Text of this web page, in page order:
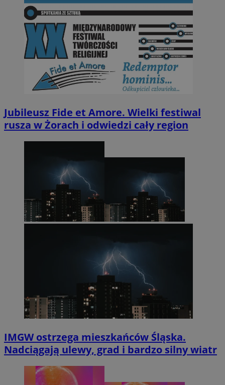
Jubileusz Fide et Amore. Wielki festiwal
rusza w Żorach i odwiedzi cały region
IMGW ostrzega mieszkańców Śląska.
Nadciągają ulewy, grad i bardzo silny wiatr